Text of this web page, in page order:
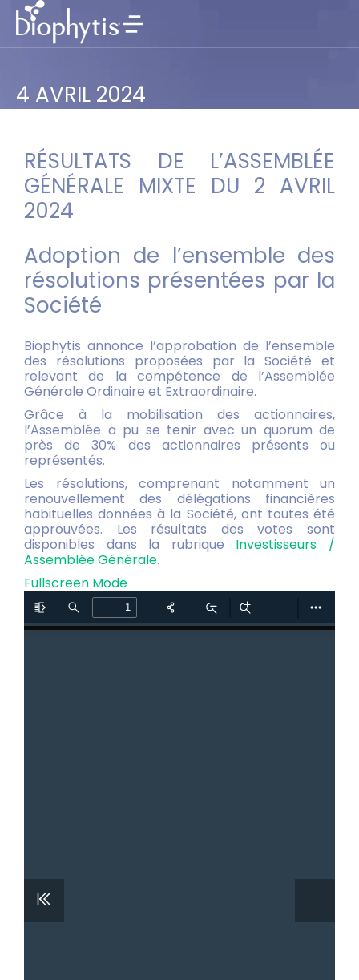
4 AVRIL 2024
RÉSULTATS DE L’ASSEMBLÉE
GÉNÉRALE MIXTE DU 2 AVRIL
2024
Adoption de l’ensemble des
résolutions présentées par la
Société
Biophytis annonce l’approbation de l’ensemble
des résolutions proposées par la Société et
relevant de la compétence de l’Assemblée
Générale Ordinaire et Extraordinaire.
Grâce à la mobilisation des actionnaires,
l’Assemblée a pu se tenir avec un quorum de
près de 30% des actionnaires présents ou
représentés.
Les résolutions, comprenant notamment un
renouvellement des délégations financières
habituelles données à la Société, ont toutes été
approuvées. Les résultats des votes sont
disponibles dans la rubrique Investisseurs /
Assemblée Générale.
Fullscreen Mode